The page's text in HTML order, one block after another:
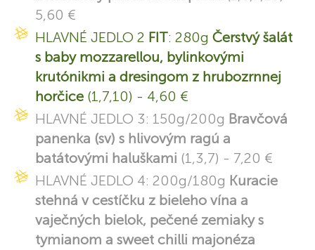
5,60 €
HLAVNÉ JEDLO 2 FIT: 280g Čerstvý šalát
s baby mozzarellou, bylinkovými
krutónikmi a dresingom z hrubozrnnej
horčice (1,7,10) - 4,60 €
HLAVNÉ JEDLO 3: 150g/200g Bravčová
panenka (sv) s hlivovým ragú a
batátovými haluškami (1,3,7) - 7,20 €
HLAVNÉ JEDLO 4: 200g/180g Kuracie
stehná v cestíčku z bieleho vína a
vaječných bielok, pečené zemiaky s
tymianom a sweet chilli majonéza